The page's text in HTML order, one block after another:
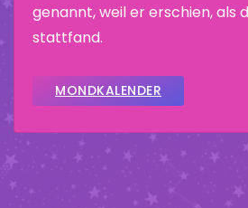
genannt, weil er erschien, als
stattfand.
MONDKALENDER